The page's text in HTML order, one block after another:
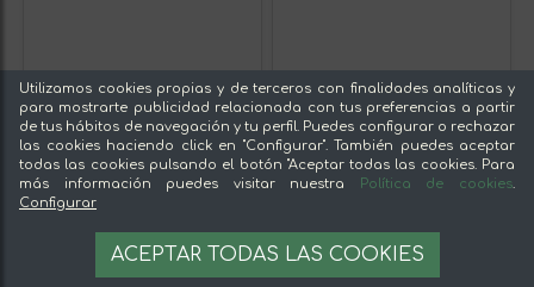
Utilizamos cookies propias y de terceros con finalidades analíticas y
para mostrarte publicidad relacionada con tus preferencias a partir
de tus hábitos de navegación y tu perfil. Puedes configurar o rechazar
las cookies haciendo click en "Configurar". También puedes aceptar
todas las cookies pulsando el botón "Aceptar todas las cookies. Para
más información puedes visitar nuestra
Política de cookies.
Configurar
ACEPTAR TODAS LAS COOKIES